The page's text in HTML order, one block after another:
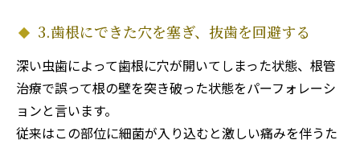
3.歯根にできた穴を塞ぎ、抜歯を回避する
深い虫歯によって歯根に穴が開いてしまった状態、根管
治療で誤って根の壁を突き破った状態をパーフォレーシ
ョンと言います。
従来はこの部位に細菌が入り込むと激しい痛みを伴うた